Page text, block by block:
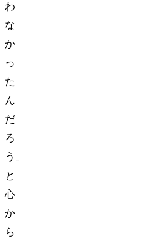
わ
な
か
っ
た
ん
だ
ろ
う」
と
心
か
ら